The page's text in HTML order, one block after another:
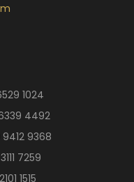
1024
4492
9368
7259
1515